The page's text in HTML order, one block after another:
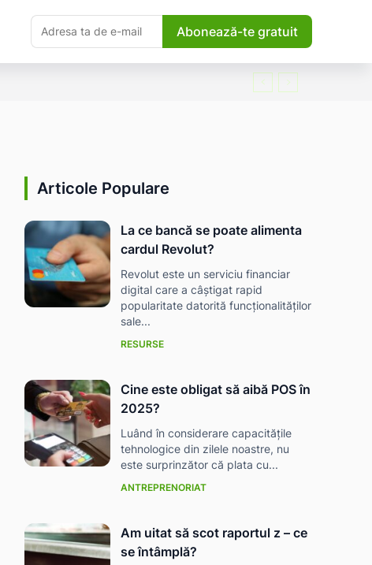
Abonează-te gratuit
Articole Populare
La ce bancă se poate alimenta
cardul Revolut?
Revolut este un serviciu financiar
digital care a câștigat rapid
popularitate datorită funcționalităților
sale...
RESURSE
Cine este obligat să aibă POS în
2025?
Luând în considerare capacitățile
tehnologice din zilele noastre, nu
este surprinzător că plata cu...
ANTREPRENORIAT
Am uitat să scot raportul z – ce
se întâmplă?